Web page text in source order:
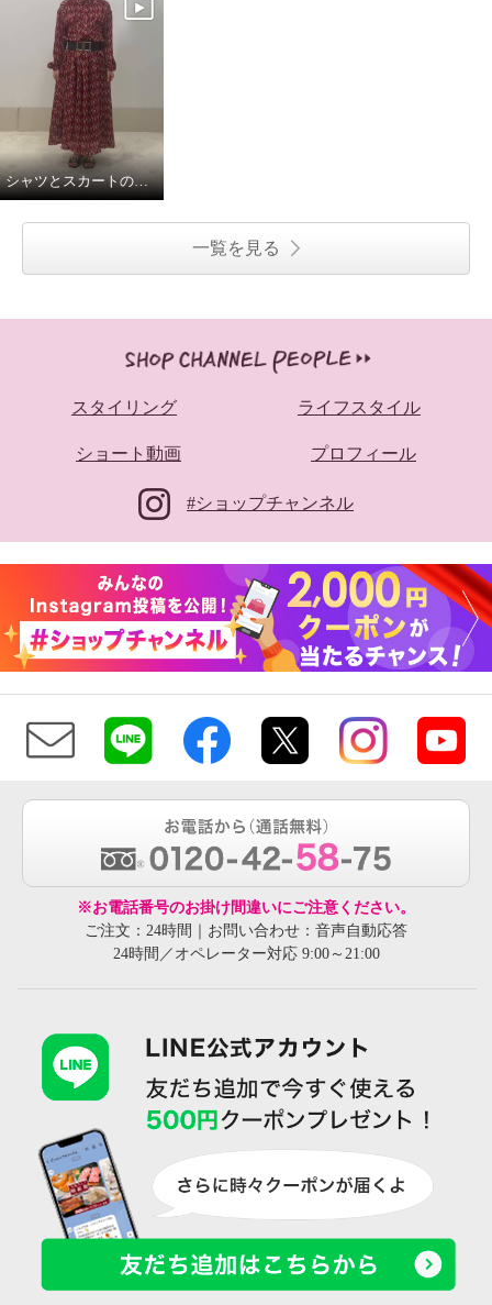
シャツとスカートの組み合わせでワンピースに。
一覧を見る
スタイリング ライフスタイル
ショート動画 プロフィール
#ショップチャンネル
※お電話番号のお掛け間違いにご注意ください。
ご注文：24時間｜お問い合わせ：音声自動応答
24時間／オペレーター対応 9:00～21:00